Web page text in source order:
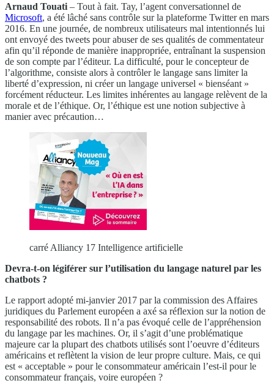
Arnaud Touati – Tout à fait. Tay, l’agent conversationnel de
Microsoft, a été lâché sans contrôle sur la plateforme Twitter en mars
2016. En une journée, de nombreux utilisateurs mal intentionnés lui
ont envoyé des tweets pour abuser de ses qualités de commentateur
afin qu’il réponde de manière inappropriée, entraînant la suspension
de son compte par l’éditeur. La difficulté, pour le concepteur de
l’algorithme, consiste alors à contrôler le langage sans limiter la
liberté d’expression, ni créer un langage universel « bienséant »
forcément réducteur. Les limites inhérentes au langage relèvent de la
morale et de l’éthique. Or, l’éthique est une notion subjective à
manier avec précaution…
carré Alliancy 17 Intelligence artificielle
Devra-t-on légiférer sur l’utilisation du langage naturel par les
chatbots ?
Le rapport adopté mi-janvier 2017 par la commission des Affaires
juridiques du Parlement européen a axé sa réflexion sur la notion de
responsabilité des robots. Il n’a pas évoqué celle de l’appréhension
du langage par les machines. Or, il s’agit d’une problématique
majeure car la plupart des chatbots utilisés sont l’oeuvre d’éditeurs
américains et reflètent la vision de leur propre culture. Mais, ce qui
est « acceptable » pour le consommateur américain l’est-il pour le
consommateur français, voire européen ?